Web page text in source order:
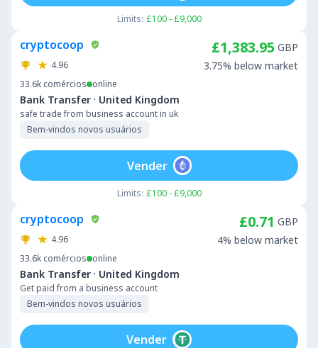
Limits: £100 - £9,000
cryptocoop
4.96
33.6k comércios online
Bank Transfer · United Kingdom
safe trade from business account in uk
Bem-vindos novos usuários
£1,383.95 GBP
3.75% below market
Limits: £100 - £9,000
Vender
cryptocoop
4.96
33.6k comércios online
Bank Transfer · United Kingdom
Get paid from a business account
Bem-vindos novos usuários
£0.71 GBP
4% below market
Vender